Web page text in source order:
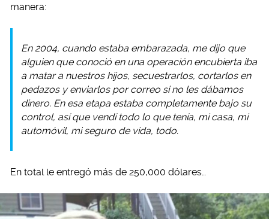
manera:
En 2004, cuando estaba embarazada, me dijo que
alguien que conoció en una operación encubierta iba
a matar a nuestros hijos, secuestrarlos, cortarlos en
pedazos y enviarlos por correo si no les dábamos
dinero. En esa etapa estaba completamente bajo su
control, así que vendí todo lo que tenía, mi casa, mi
automóvil, mi seguro de vida, todo.
En total le entregó más de 250,000 dólares…